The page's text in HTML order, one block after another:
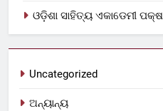
ଓଡ଼ିଶା ସାହିତ୍ୟ ଏକାଡେମୀ
Uncategorized
ଅନ୍ୟାନ୍ୟ